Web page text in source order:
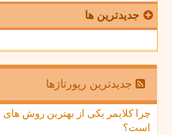
جدیدترین ها
جدیدترین رپورتاژها
چرا کلایمر یکی از بهترین روش
است؟